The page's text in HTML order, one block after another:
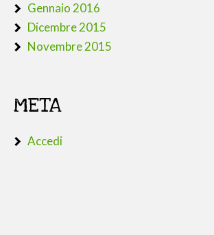
Gennaio 2016
Dicembre 2015
Novembre 2015
META
Accedi